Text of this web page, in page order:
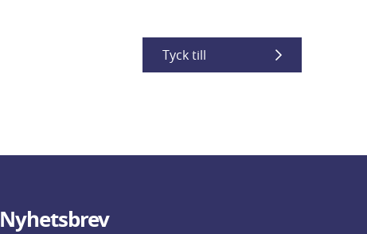
Tyck till
Nyhetsbrev